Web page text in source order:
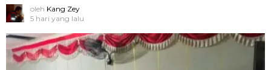
oleh Kang Zey
5 hari yang lalu